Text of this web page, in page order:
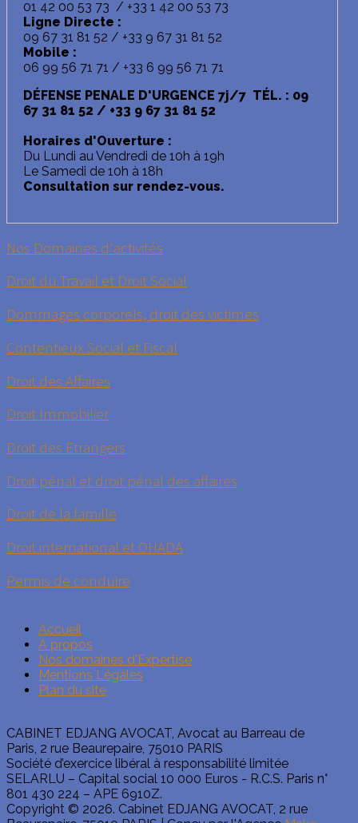
01 42 00 53 73 / +33 1 42 00 53 73
Ligne Directe :
09 67 31 81 52 / +33 9 67 31 81 52
Mobile :
06 99 56 71 71 / +33 6 99 56 71 71
DÉFENSE PENALE D'URGENCE 7j/7 TÉL. : 09
67 31 81 52 / +33 9 67 31 81 52
Horaires d'Ouverture :
Du Lundi au Vendredi de 10h à 19h
Le Samedi de 10h à 18h
Consultation sur rendez-vous.
Nos Domaines d'activités
Droit du Travail et Droit Social
Dommages corporels, droit des victimes
Contentieux Social et Fiscal
Droit des Affaires
Droit Immobilier
Droit des Etrangers
Droit pénal et droit pénal des affaires
Droit de la famille
Droit international et OHADA
Permis de conduire
Accueil
A propos
Nos domaines d'Expertise
Mentions Légales
Plan du site
CABINET EDJANG AVOCAT, Avocat au Barreau de
Paris, 2 rue Beaurepaire, 75010 PARIS
Société d’exercice libéral à responsabilité limitée
SELARLU – Capital social 10 000 Euros - R.C.S. Paris n°
801 430 224 – APE 6910Z.
Copyright © 2026. Cabinet EDJANG AVOCAT, 2 rue